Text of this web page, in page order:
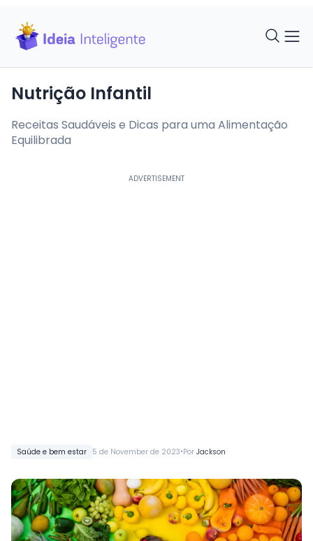
Saúde e bem estar 5 de November de 2023•Por Jackson
Nutrição Infantil
Receitas Saudáveis e Dicas para uma Alimentação
Equilibrada
ADVERTISEMENT